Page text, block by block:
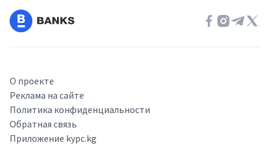
О проекте
Реклама на сайте
Политика конфиденциальности
Обратная связь
Приложение kypc.kg